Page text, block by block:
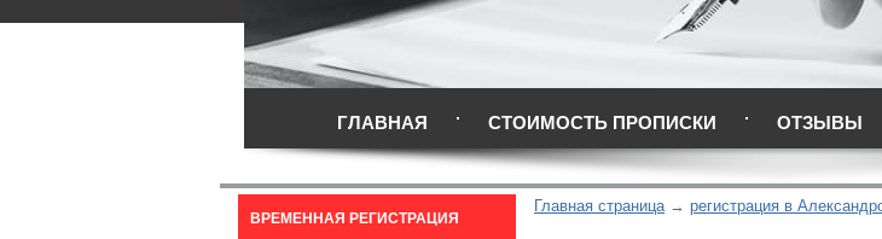
ГЛАВНАЯ СТОИМОСТЬ ПРОПИСКИ ОТЗЫВЫ
Главная страница регистрация в
ВРЕМЕННАЯ РЕГИСТРАЦИЯ